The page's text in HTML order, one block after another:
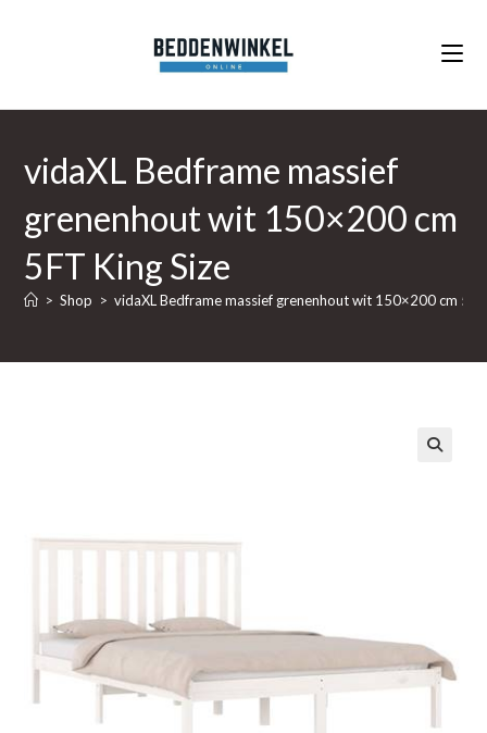
vidaXL Bedframe massief
grenenhout wit 150×200 cm
5FT King Size
> Shop > vidaXL Bedframe massief grenenhout wit 150×200 cm 5FT